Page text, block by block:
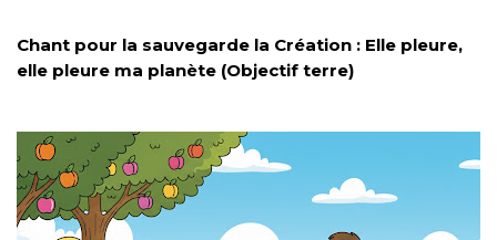
Chant pour la sauvegarde la Création : Elle pleure,
elle pleure ma planète (Objectif terre)